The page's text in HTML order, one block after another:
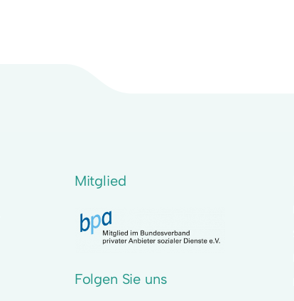
Mitglied
Folgen Sie uns